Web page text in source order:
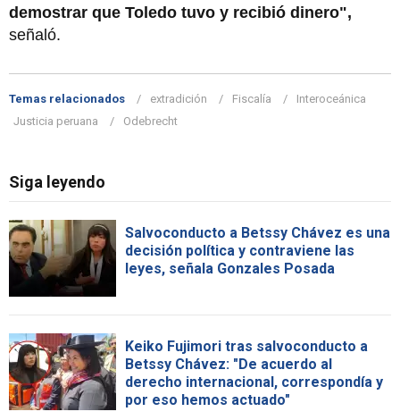
demostrar que Toledo tuvo y recibió dinero",
señaló.
Temas relacionados extradición Fiscalía
Interoceánica
Justicia peruana
Odebrecht
Siga leyendo
Salvoconducto a Betssy Chávez es una
decisión política y contraviene las
leyes, señala Gonzales Posada
Keiko Fujimori tras salvoconducto a
Betssy Chávez: "De acuerdo al
derecho internacional, correspondía y
por eso hemos actuado"